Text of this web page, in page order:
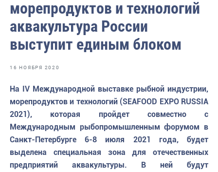
Отраслевые СМИ
Выставки и конференции
Научно-практическая литература
Инфографика
Большая африканская экспедиция
Укрепление духовно-нравственных ценностей
События в России и мире
морепродуктов и технологий
аквакультура России
выступит единым блоком
16 НОЯБРЯ 2020
На IV Международной выставке рыбной индустрии,
морепродуктов и технологий (SEAFOOD EXPO RUSSIA
2021), которая пройдет совместно с
Международным рыбопромышленным форумом в
Санкт-Петербурге 6-8 июля 2021 года, будет
выделена специальная зона для отечественных
предприятий аквакультуры. В ней будут